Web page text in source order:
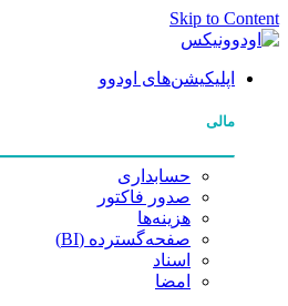
Skip to Content
اپلیکیشن‌های اودوو
مالی
حسابداری
صدور فاکتور
هزینه‌ها
صفحه‌گسترده (BI)
اسناد
امضا